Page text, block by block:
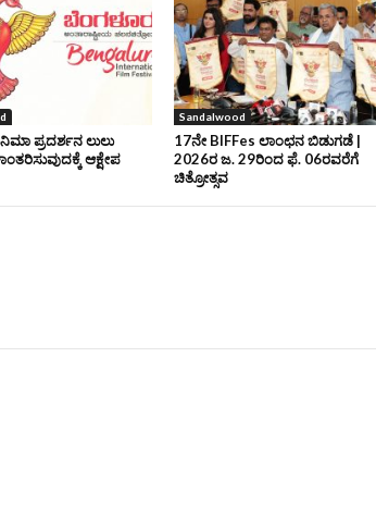
ಪ್ರದರ್ಶನ ಲುಲು
ಆಕ್ಷೇಪ
Sandalwood
17ನೇ BIFFes ಲಾಂಛನ ಬಿಡುಗಡೆ |
2026ರ ಜ. 29ರಿಂದ ಫೆ. 06ರವರೆಗೆ
ಚಿತ್ರೋತ್ಸವ